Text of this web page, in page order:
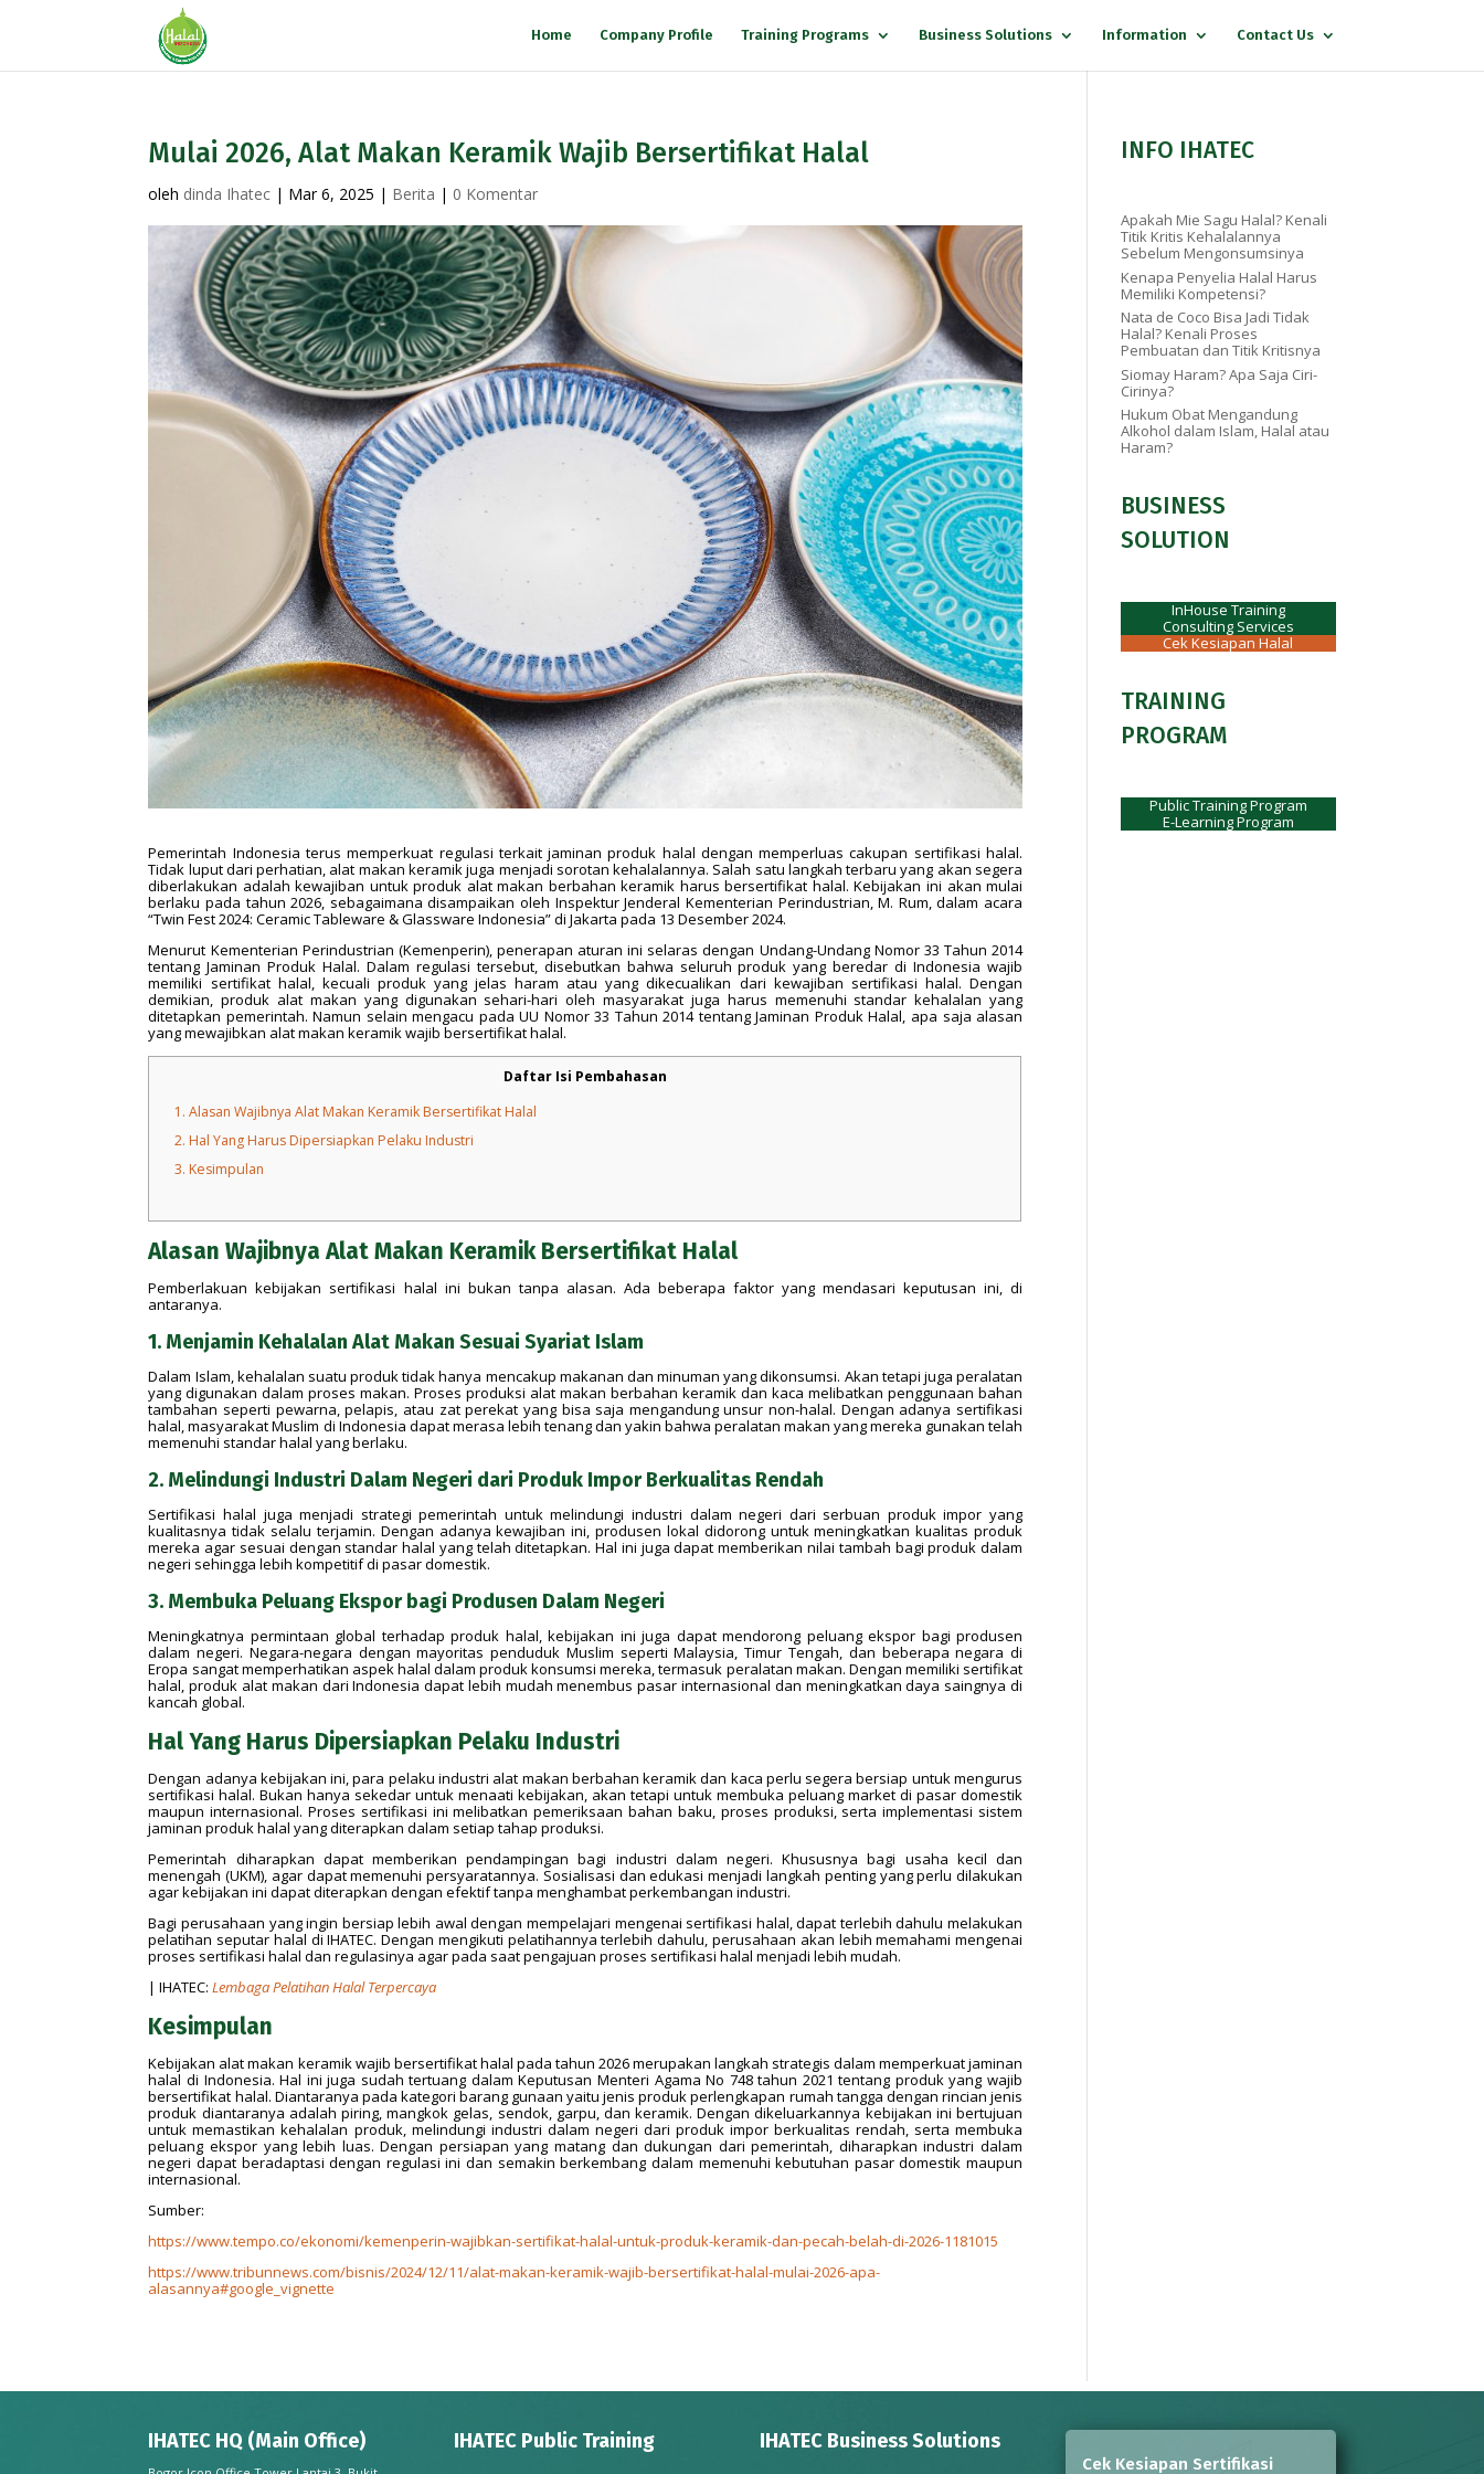
Home Company Profile Training Programs Business Solutions Information Contact Us
Mulai 2026, Alat Makan Keramik Wajib Bersertifikat Halal
oleh dinda Ihatec | Mar 6, 2025 | Berita | 0 Komentar
Pemerintah Indonesia terus memperkuat regulasi terkait jaminan produk halal dengan memperluas cakupan sertifikasi halal.
Tidak luput dari perhatian, alat makan keramik juga menjadi sorotan kehalalannya. Salah satu langkah terbaru yang akan segera
diberlakukan adalah kewajiban untuk produk alat makan berbahan keramik harus bersertifikat halal. Kebijakan ini akan mulai
berlaku pada tahun 2026, sebagaimana disampaikan oleh Inspektur Jenderal Kementerian Perindustrian, M. Rum, dalam acara
“Twin Fest 2024: Ceramic Tableware & Glassware Indonesia” di Jakarta pada 13 Desember 2024.
Menurut Kementerian Perindustrian (Kemenperin), penerapan aturan ini selaras dengan Undang-Undang Nomor 33 Tahun 2014
tentang Jaminan Produk Halal. Dalam regulasi tersebut, disebutkan bahwa seluruh produk yang beredar di Indonesia wajib
memiliki sertifikat halal, kecuali produk yang jelas haram atau yang dikecualikan dari kewajiban sertifikasi halal. Dengan
demikian, produk alat makan yang digunakan sehari-hari oleh masyarakat juga harus memenuhi standar kehalalan yang
ditetapkan pemerintah. Namun selain mengacu pada UU Nomor 33 Tahun 2014 tentang Jaminan Produk Halal, apa saja alasan
yang mewajibkan alat makan keramik wajib bersertifikat halal.
Daftar Isi Pembahasan
1. Alasan Wajibnya Alat Makan Keramik Bersertifikat Halal
2. Hal Yang Harus Dipersiapkan Pelaku Industri
3. Kesimpulan
Alasan Wajibnya Alat Makan Keramik Bersertifikat Halal
Pemberlakuan kebijakan sertifikasi halal ini bukan tanpa alasan. Ada beberapa faktor yang mendasari keputusan ini, di
antaranya.
1. Menjamin Kehalalan Alat Makan Sesuai Syariat Islam
Dalam Islam, kehalalan suatu produk tidak hanya mencakup makanan dan minuman yang dikonsumsi. Akan tetapi juga peralatan
yang digunakan dalam proses makan. Proses produksi alat makan berbahan keramik dan kaca melibatkan penggunaan bahan
tambahan seperti pewarna, pelapis, atau zat perekat yang bisa saja mengandung unsur non-halal. Dengan adanya sertifikasi
halal, masyarakat Muslim di Indonesia dapat merasa lebih tenang dan yakin bahwa peralatan makan yang mereka gunakan telah
memenuhi standar halal yang berlaku.
2. Melindungi Industri Dalam Negeri dari Produk Impor Berkualitas Rendah
Sertifikasi halal juga menjadi strategi pemerintah untuk melindungi industri dalam negeri dari serbuan produk impor yang
kualitasnya tidak selalu terjamin. Dengan adanya kewajiban ini, produsen lokal didorong untuk meningkatkan kualitas produk
mereka agar sesuai dengan standar halal yang telah ditetapkan. Hal ini juga dapat memberikan nilai tambah bagi produk dalam
negeri sehingga lebih kompetitif di pasar domestik.
3. Membuka Peluang Ekspor bagi Produsen Dalam Negeri
Meningkatnya permintaan global terhadap produk halal, kebijakan ini juga dapat mendorong peluang ekspor bagi produsen
dalam negeri. Negara-negara dengan mayoritas penduduk Muslim seperti Malaysia, Timur Tengah, dan beberapa negara di
Eropa sangat memperhatikan aspek halal dalam produk konsumsi mereka, termasuk peralatan makan. Dengan memiliki sertifikat
halal, produk alat makan dari Indonesia dapat lebih mudah menembus pasar internasional dan meningkatkan daya saingnya di
kancah global.
Hal Yang Harus Dipersiapkan Pelaku Industri
Dengan adanya kebijakan ini, para pelaku industri alat makan berbahan keramik dan kaca perlu segera bersiap untuk mengurus
sertifikasi halal. Bukan hanya sekedar untuk menaati kebijakan, akan tetapi untuk membuka peluang market di pasar domestik
maupun internasional. Proses sertifikasi ini melibatkan pemeriksaan bahan baku, proses produksi, serta implementasi sistem
jaminan produk halal yang diterapkan dalam setiap tahap produksi.
Pemerintah diharapkan dapat memberikan pendampingan bagi industri dalam negeri. Khususnya bagi usaha kecil dan
menengah (UKM), agar dapat memenuhi persyaratannya. Sosialisasi dan edukasi menjadi langkah penting yang perlu dilakukan
agar kebijakan ini dapat diterapkan dengan efektif tanpa menghambat perkembangan industri.
Bagi perusahaan yang ingin bersiap lebih awal dengan mempelajari mengenai sertifikasi halal, dapat terlebih dahulu melakukan
pelatihan seputar halal di IHATEC. Dengan mengikuti pelatihannya terlebih dahulu, perusahaan akan lebih memahami mengenai
proses sertifikasi halal dan regulasinya agar pada saat pengajuan proses sertifikasi halal menjadi lebih mudah.
| IHATEC: Lembaga Pelatihan Halal Terpercaya
Kesimpulan
Kebijakan alat makan keramik wajib bersertifikat halal pada tahun 2026 merupakan langkah strategis dalam memperkuat jaminan
halal di Indonesia. Hal ini juga sudah tertuang dalam Keputusan Menteri Agama No 748 tahun 2021 tentang produk yang wajib
bersertifikat halal. Diantaranya pada kategori barang gunaan yaitu jenis produk perlengkapan rumah tangga dengan rincian jenis
produk diantaranya adalah piring, mangkok gelas, sendok, garpu, dan keramik. Dengan dikeluarkannya kebijakan ini bertujuan
untuk memastikan kehalalan produk, melindungi industri dalam negeri dari produk impor berkualitas rendah, serta membuka
peluang ekspor yang lebih luas. Dengan persiapan yang matang dan dukungan dari pemerintah, diharapkan industri dalam
negeri dapat beradaptasi dengan regulasi ini dan semakin berkembang dalam memenuhi kebutuhan pasar domestik maupun
internasional.
Sumber:
https://www.tempo.co/ekonomi/kemenperin-wajibkan-sertifikat-halal-untuk-produk-keramik-dan-pecah-belah-di-2026-1181015
https://www.tribunnews.com/bisnis/2024/12/11/alat-makan-keramik-wajib-bersertifikat-halal-mulai-2026-apa-
alasannya#google_vignette
INFO IHATEC
Apakah Mie Sagu Halal? Kenali
Titik Kritis Kehalalannya
Sebelum Mengonsumsinya
Kenapa Penyelia Halal Harus
Memiliki Kompetensi?
Nata de Coco Bisa Jadi Tidak
Halal? Kenali Proses
Pembuatan dan Titik Kritisnya
Siomay Haram? Apa Saja Ciri-
Cirinya?
Hukum Obat Mengandung
Alkohol dalam Islam, Halal atau
Haram?
BUSINESS
SOLUTION
InHouse Training
Consulting Services
Cek Kesiapan Halal
TRAINING
PROGRAM
Public Training Program
E-Learning Program
IHATEC HQ (Main Office) IHATEC Public Training IHATEC Business Solutions
Cek Kesiapan Sertifikasi